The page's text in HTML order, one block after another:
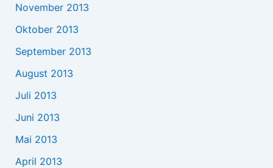
November 2013
Oktober 2013
September 2013
August 2013
Juli 2013
Juni 2013
Mai 2013
April 2013